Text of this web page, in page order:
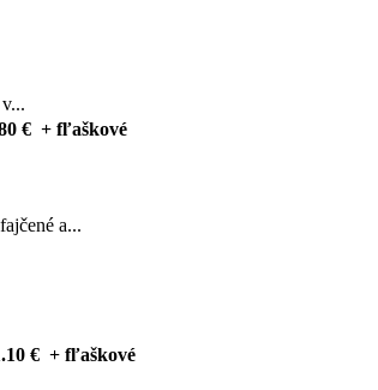
€ + fľaškové
a...
€ + fľaškové